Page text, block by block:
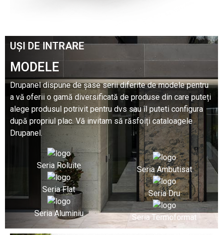
UȘI DE INTRARE
MODELE
Drupanel dispune de șase serii diferite de modele pentru
a vă oferii o gamă diversificată de produse din care puteți
alege produsul potrivit pentru dvs sau îl puteti configura
după propriul plac. Vă invitam să răsfoiți cataloagele
Drupanel.
Seria Roluite
Seria Flat
Seria Aluminiu
Seria Ambutisat
Seria Dru
Seria Termoformat